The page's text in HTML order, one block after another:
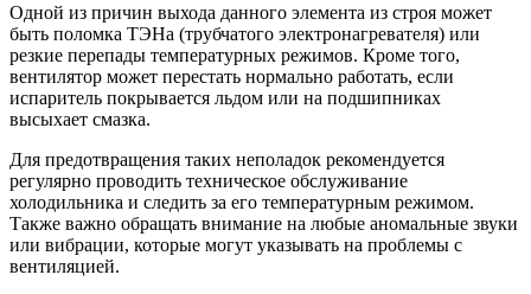
Одной из причин выхода данного элемента из строя может
быть поломка ТЭНа (трубчатого электронагревателя) или
резкие перепады температурных режимов. Кроме того,
вентилятор может перестать нормально работать, если
испаритель покрывается льдом или на подшипниках
высыхает смазка.
Для предотвращения таких неполадок рекомендуется
регулярно проводить техническое обслуживание
холодильника и следить за его температурным режимом.
Также важно обращать внимание на любые аномальные звуки
или вибрации, которые могут указывать на проблемы с
вентиляцией.